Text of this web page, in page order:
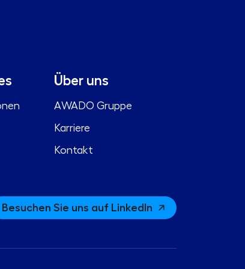
Über uns
AWADO Gruppe
Karriere
Kontakt
Besuchen Sie uns auf LinkedIn